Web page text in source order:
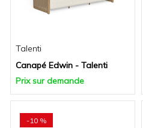
Talenti
Canapé Edwin - Talenti
Prix sur demande
-10 %